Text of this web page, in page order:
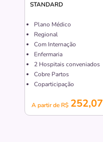
STANDARD
Plano Médico
Regional
Com Internação
Enfermaria
2 Hospitais conveniados
Cobre Partos
Coparticipação
A partir de R$ 252,07